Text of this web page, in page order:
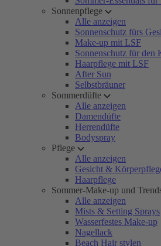
Sonnenpflege
Alle anzeigen
Sonnenschutz fürs
Make-up mit LSF
Sonnenschutz für den
Haarpflege mit LSF
After Sun
Selbstbräuner
Sommerdüfte
Alle anzeigen
Damendüfte
Herrendüfte
Bodyspray
Pflege
Alle anzeigen
Gesicht &
Haarpflege
Sommer-Make-up und
Alle anzeigen
Mists & Setting Sprays
Wasserfestes Make-up
Nagellack
Beach Hair stylen